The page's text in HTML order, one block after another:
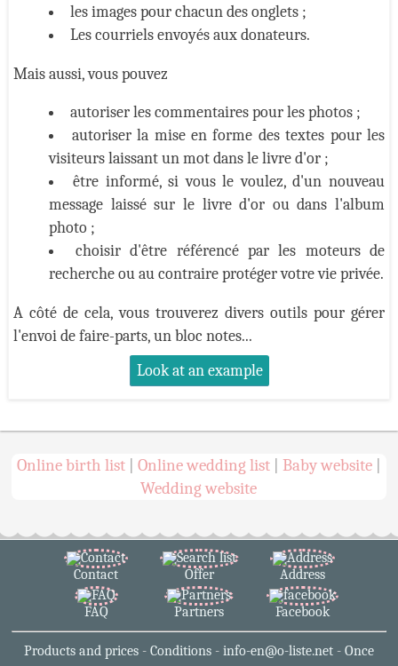
les images pour chacun des onglets ;
Les courriels envoyés aux donateurs.
Mais aussi, vous pouvez
autoriser les commentaires pour les photos ;
autoriser la mise en forme des textes pour les
visiteurs laissant un mot dans le livre d'or ;
être informé, si vous le voulez, d'un nouveau
message laissé sur le livre d'or ou dans l'album
photo ;
choisir d'être référencé par les moteurs de
recherche ou au contraire protéger votre vie privée.
A côté de cela, vous trouverez divers outils pour gérer
l'envoi de faire-parts, un bloc notes...
Look at an example
Online birth list| Online wedding list| Baby website|
Wedding website
Contact Offer Address
FAQ Partners Facebook
Products and prices- Conditions- info-en@o-liste.net- Once